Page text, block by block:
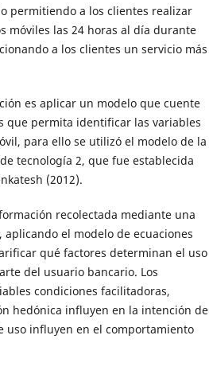
permitiendo a los clientes realizar
móviles las 24 horas al día durante
a los clientes un servicio más
es aplicar un modelo que cuente
que permita identificar las variables
para ello se utilizó el modelo de la
tecnología 2, que fue establecida
(2012).
recolectada mediante una
aplicando el modelo de ecuaciones
qué factores determinan el uso
del usuario bancario. Los
condiciones facilitadoras,
hedónica influyen en la intención de
uso influyen en el comportamiento